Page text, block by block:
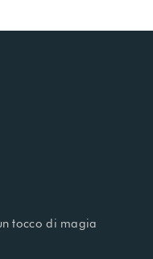
tocco di magia